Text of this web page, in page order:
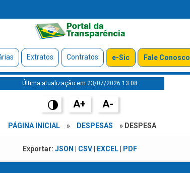
Extratos Contratos e-Sic Fale Conosco
Última atualização em 23/07/2026 13:08
A+ A-
PÁGINA INICIAL » DESPESAS » DESPESA
Exportar: JSON CSV| EXCEL| PDF